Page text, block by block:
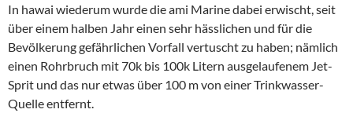
In hawai wiederum wurde die ami Marine dabei erwischt, seit
über einem halben Jahr einen sehr hässlichen und für die
Bevölkerung gefährlichen Vorfall vertuscht zu haben; nämlich
einen Rohrbruch mit 70k bis 100k Litern ausgelaufenem Jet-
Sprit und das nur etwas über 100 m von einer Trinkwasser-
Quelle entfernt.